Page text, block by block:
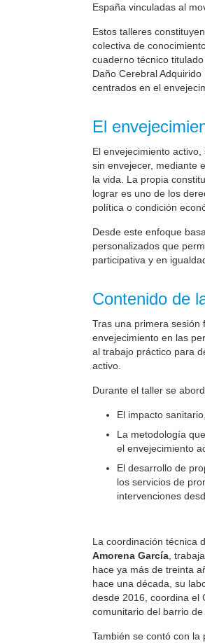
España vinculadas al
Estos talleres
colectiva de
cuaderno técnico
Daño Cerebral
centrados en el
El
El envejecimiento
sin envejecer, mediante
la vida. La propia
lograr es uno de los
política o condición
Desde este enfoque
personalizados que
participativa y en
Contenido de
Tras una primera sesión
envejecimiento en las
al trabajo práctico para
activo.
Durante el taller se
El impacto
La metodología
el envejecimiento
El desarrollo de
los servicios de
intervenciones
La coordinación técnica
Amorena García,
hace ya más de treinta
hace una década, su
desde 2016, coordina el
comunitario del barrio
También se contó con la